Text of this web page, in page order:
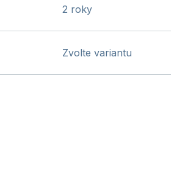
2 roky
Zvolte variantu